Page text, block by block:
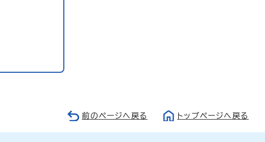
前のページへ戻る トップページへ戻る